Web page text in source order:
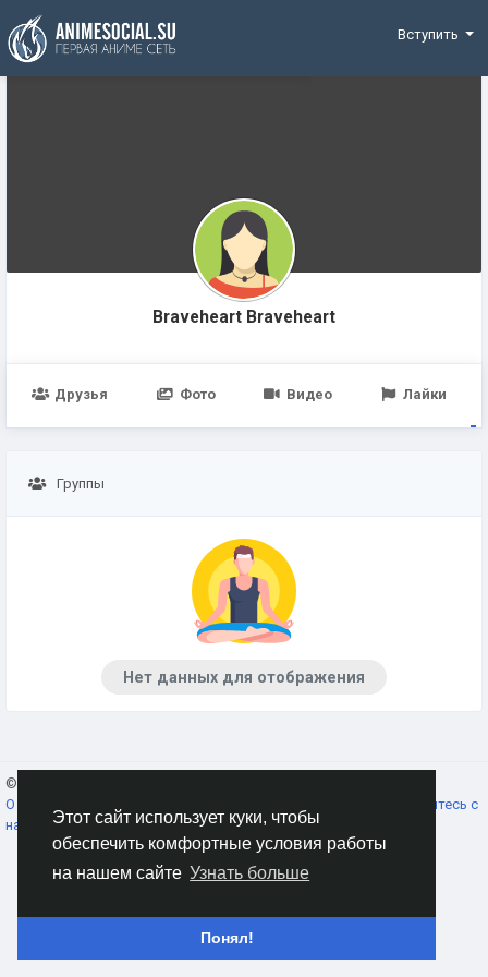
Этот сайт использует куки, чтобы
обеспечить комфортные условия работы
на нашем сайте Узнать больше
Понял!
Funding
Вступить
Braveheart Braveheart
Друзья Фото Видео Лайки
Группы
Нет данных для отображения
© 2026 AnimeSocial.SU - Первая аниме сеть!
О нас
Свяжитесь с
нами
Каталог